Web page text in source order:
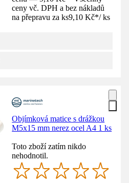
ceny vč. DPH a bez nákladů
na přepravu za ks9,10 Kč*/ ks
Objímková matice s drážkou
M5x15 mm nerez ocel A4 1 ks
Toto zboží zatím nikdo
nehodnotil.